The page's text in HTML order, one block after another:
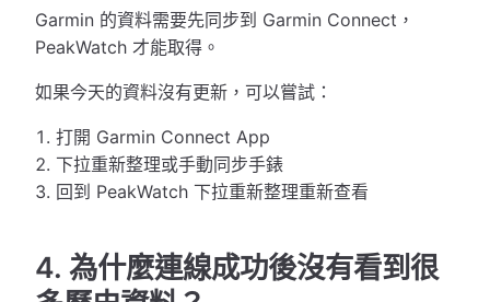
Garmin 的資料需要先同步到 Garmin Connect，
PeakWatch 才能取得。
如果今天的資料沒有更新，可以嘗試：
打開 Garmin Connect App
下拉重新整理或手動同步手錶
回到 PeakWatch 下拉重新整理重新查看
4. 為什麼連線成功後沒有看到很